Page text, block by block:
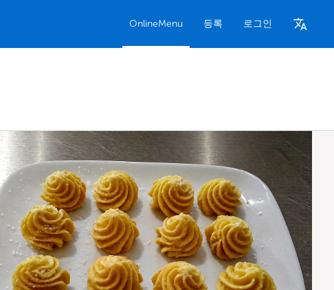
OnlineMenu 등록 로그인